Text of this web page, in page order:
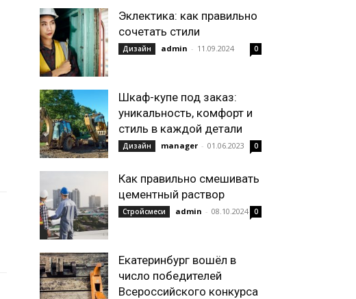
Эклектика: как правильно
сочетать стили
Дизайн admin - 11.09.2024 0
Шкаф-купе под заказ:
уникальность, комфорт и
стиль в каждой детали
Дизайн manager - 01.06.2023 0
Как правильно смешивать
цементный раствор
Стройсмеси admin - 08.10.2024 0
Екатеринбург вошёл в
число победителей
Всероссийского конкурса